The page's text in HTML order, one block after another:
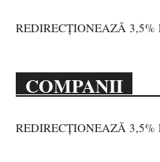
REDIRECȚIONEAZĂ
COMPANII
REDIRECȚIONEAZĂ